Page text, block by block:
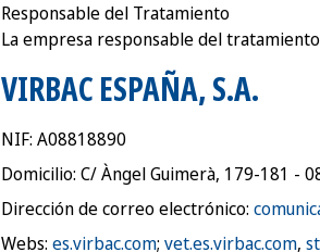
Responsable del Tratamiento
La empresa responsable del
VIRBAC ESPAÑA, S.A.
NIF: A08818890
Domicilio: C/ Àngel Guimerà, 179-181 -
Dirección de correo electrónico:
Webs: es.virbac.com; vet.es.virbac.com,